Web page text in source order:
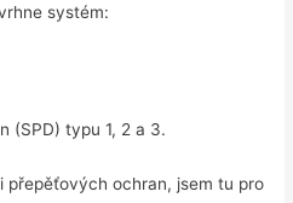
systém:
(SPD) typu 1, 2 a 3.
přepěťových ochran, jsem tu pro